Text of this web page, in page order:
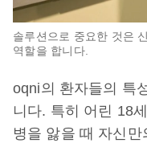
솔루션으로 중요한 것은
역할을 합니다.
oqni의 환자들의 특
니다. 특히 어린 18
병을 앓을 때 자신